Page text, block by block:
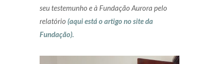
seu testemunho e à Fundação Aurora pelo
relatório (aqui está o artigo no site da
Fundação).